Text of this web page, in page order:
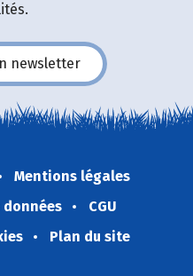
newsletter
Mentions légales
CGU
Plan du site